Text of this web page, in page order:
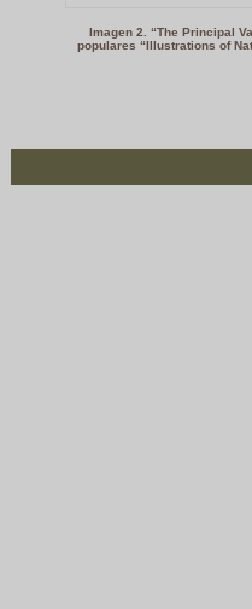
Imagen 2. “The Principal
populares “Illustrations of